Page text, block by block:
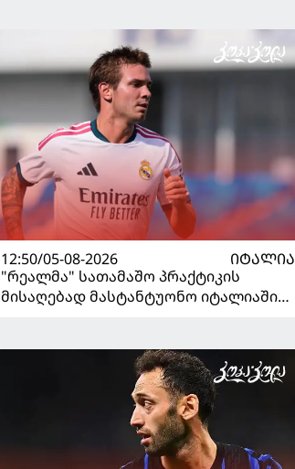
12:50/05-08-2026
ᲘᲢᲐᲚᲘᲐ
"რეალმა" სათამაშო პრაქტიკის
მისაღებად მასტანტუონო იტალიაში